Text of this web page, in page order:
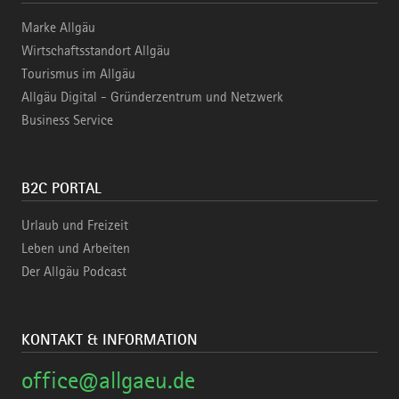
Marke Allgäu
Wirtschaftsstandort Allgäu
Tourismus im Allgäu
Allgäu Digital - Gründerzentrum und Netzwerk
Business Service
B2C PORTAL
Urlaub und Freizeit
Leben und Arbeiten
Der Allgäu Podcast
KONTAKT & INFORMATION
office@allgaeu.de